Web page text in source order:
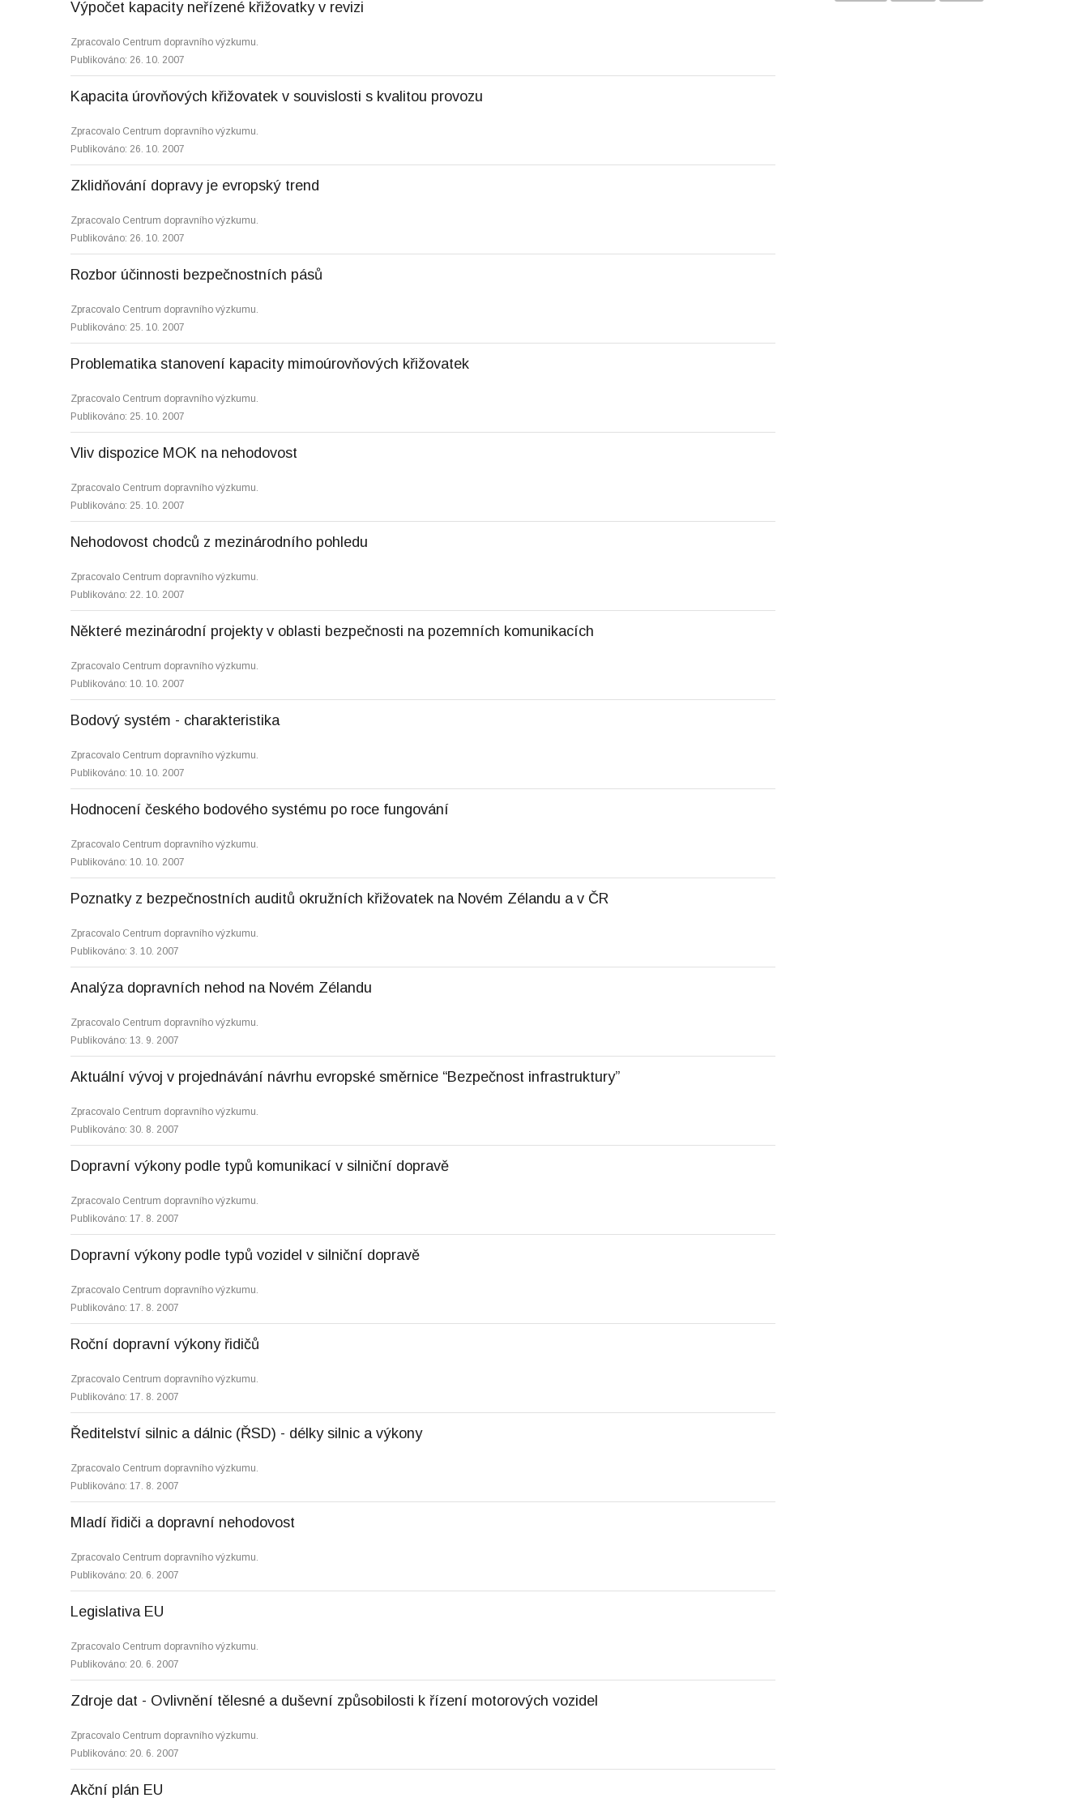
Výpočet kapacity neřízené křižovatky v revizi
Zpracovalo Centrum dopravního výzkumu.
Publikováno: 26. 10. 2007
Kapacita úrovňových křižovatek v souvislosti s kvalitou provozu
Zpracovalo Centrum dopravního výzkumu.
Publikováno: 26. 10. 2007
Zklidňování dopravy je evropský trend
Zpracovalo Centrum dopravního výzkumu.
Publikováno: 26. 10. 2007
Rozbor účinnosti bezpečnostních pásů
Zpracovalo Centrum dopravního výzkumu.
Publikováno: 25. 10. 2007
Problematika stanovení kapacity mimoúrovňových křižovatek
Zpracovalo Centrum dopravního výzkumu.
Publikováno: 25. 10. 2007
Vliv dispozice MOK na nehodovost
Zpracovalo Centrum dopravního výzkumu.
Publikováno: 25. 10. 2007
Nehodovost chodců z mezinárodního pohledu
Zpracovalo Centrum dopravního výzkumu.
Publikováno: 22. 10. 2007
Některé mezinárodní projekty v oblasti bezpečnosti na pozemních komunikacích
Zpracovalo Centrum dopravního výzkumu.
Publikováno: 10. 10. 2007
Bodový systém - charakteristika
Zpracovalo Centrum dopravního výzkumu.
Publikováno: 10. 10. 2007
Hodnocení českého bodového systému po roce fungování
Zpracovalo Centrum dopravního výzkumu.
Publikováno: 10. 10. 2007
Poznatky z bezpečnostních auditů okružních křižovatek na Novém Zélandu a v ČR
Zpracovalo Centrum dopravního výzkumu.
Publikováno: 3. 10. 2007
Analýza dopravních nehod na Novém Zélandu
Zpracovalo Centrum dopravního výzkumu.
Publikováno: 13. 9. 2007
Aktuální vývoj v projednávání návrhu evropské směrnice “Bezpečnost infrastruktury”
Zpracovalo Centrum dopravního výzkumu.
Publikováno: 30. 8. 2007
Dopravní výkony podle typů komunikací v silniční dopravě
Zpracovalo Centrum dopravního výzkumu.
Publikováno: 17. 8. 2007
Dopravní výkony podle typů vozidel v silniční dopravě
Zpracovalo Centrum dopravního výzkumu.
Publikováno: 17. 8. 2007
Roční dopravní výkony řidičů
Zpracovalo Centrum dopravního výzkumu.
Publikováno: 17. 8. 2007
Ředitelství silnic a dálnic (ŘSD) - délky silnic a výkony
Zpracovalo Centrum dopravního výzkumu.
Publikováno: 17. 8. 2007
Mladí řidiči a dopravní nehodovost
Zpracovalo Centrum dopravního výzkumu.
Publikováno: 20. 6. 2007
Legislativa EU
Zpracovalo Centrum dopravního výzkumu.
Publikováno: 20. 6. 2007
Zdroje dat - Ovlivnění tělesné a duševní způsobilosti k řízení motorových vozidel
Zpracovalo Centrum dopravního výzkumu.
Publikováno: 20. 6. 2007
Akční plán EU